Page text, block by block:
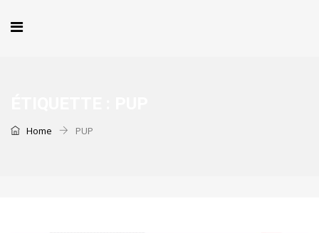
Home PUP